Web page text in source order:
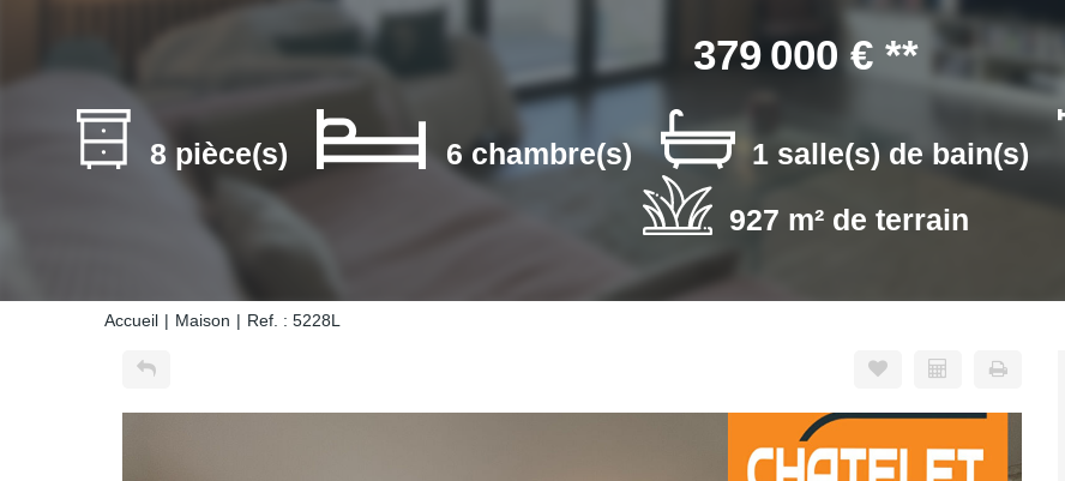
379 000 € **
8 pièce(s) 6 chambre(s) 1 salle(s) de bain(s)
927 m² de terrain
Accueil Maison Ref. : 5228L